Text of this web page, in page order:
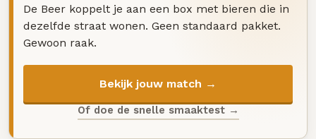
De Beer koppelt je aan een box met bieren die in
dezelfde straat wonen. Geen standaard pakket.
Gewoon raak.
Bekijk jouw match →
Of doe de snelle smaaktest →